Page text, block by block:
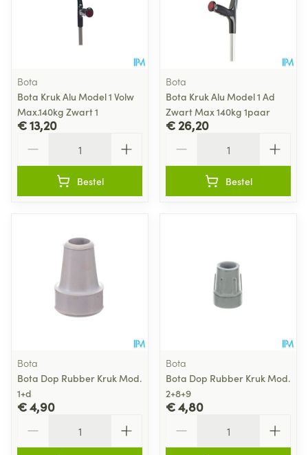
Bota
Bota Kruk Alu Model 1 Volw
Max.140kg Zwart 1
€ 13,20
Bestel
Bota
Bota Kruk Alu Model 1 Ad
Zwart Max 140kg 1paar
€ 26,20
Bestel
Bota
Bota Dop Rubber Kruk Mod.
1+d
€ 4,90
Bota
Bota Dop Rubber Kruk Mod.
2+8+9
€ 4,80